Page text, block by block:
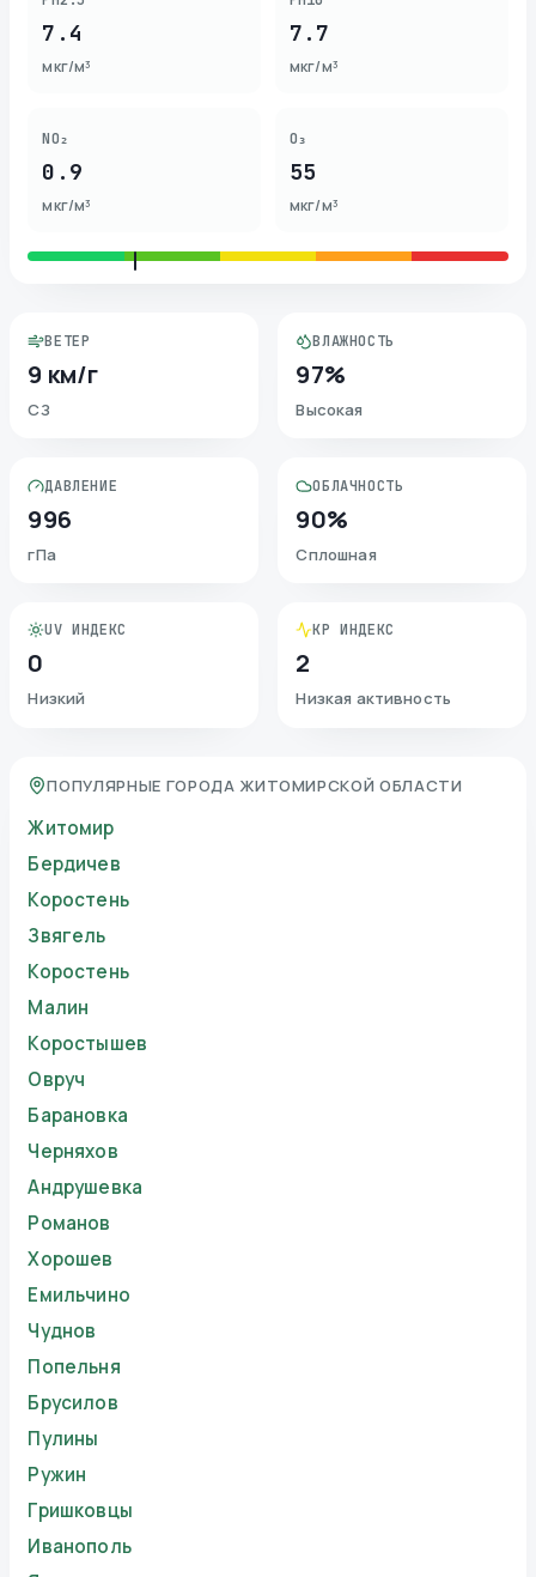
7.4
мкг/м³
7.7
мкг/м³
NO₂
0.9
мкг/м³
O₃
55
мкг/м³
ВЕТЕР
9 км/г
СЗ
ВЛАЖНОСТЬ
97%
Высокая
ДАВЛЕНИЕ
996
гПа
ОБЛАЧНОСТЬ
90%
Сплошная
UV ИНДЕКС
0
Низкий
KP ИНДЕКС
2
Низкая активность
ПОПУЛЯРНЫЕ ГОРОДА ЖИТОМИРСКОЙ ОБЛАСТИ
Житомир
Бердичев
Коростень
Звягель
Коростень
Малин
Коростышев
Овруч
Барановка
Черняхов
Андрушевка
Романов
Хорошев
Емильчино
Чуднов
Попельня
Брусилов
Пулины
Ружин
Гришковцы
Иванополь